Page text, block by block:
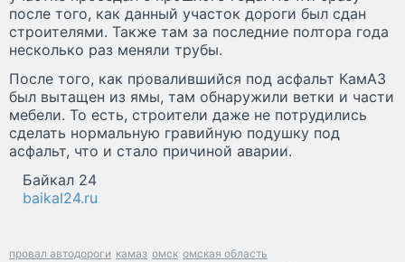
после того, как данный участок дороги был сдан
строителями. Также там за последние полтора года
несколько раз меняли трубы.
После того, как провалившийся под асфальт КамАЗ
был вытащен из ямы, там обнаружили ветки и части
мебели. То есть, строители даже не потрудились
сделать нормальную гравийную подушку под
асфальт, что и стало причиной аварии.
Байкал 24
baikal24.ru
провал автодороги камаз омск омская область